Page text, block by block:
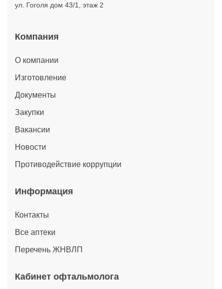
ул. Гоголя дом 43/1, этаж 2
Компания
О компании
Изготовление
Документы
Закупки
Вакансии
Новости
Противодействие коррупции
Информация
Контакты
Все аптеки
Перечень ЖНВЛП
Кабинет офтальмолога